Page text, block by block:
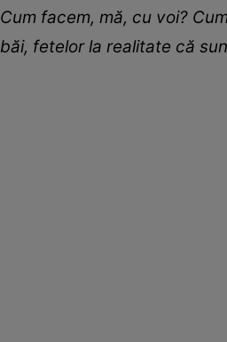
Cum facem, mă, cu voi?
băi, fetelor la realitate că